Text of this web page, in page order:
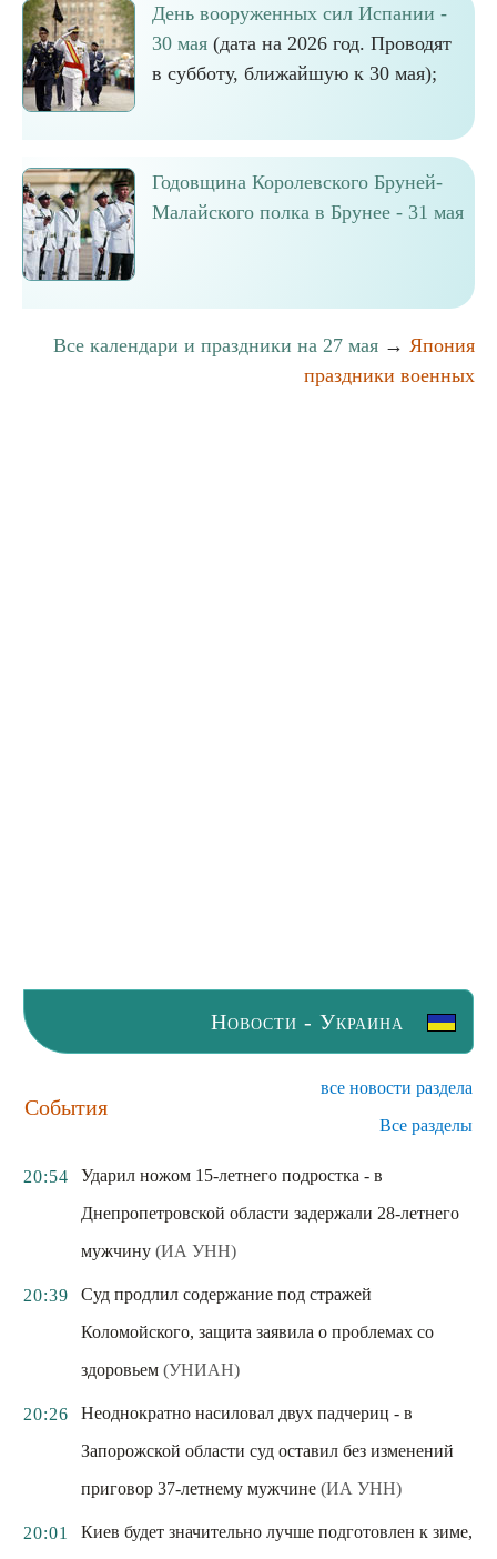
День вооруженных сил Испании -
30 мая (дата на 2026 год. Проводят
в субботу, ближайшую к 30 мая);
Годовщина Королевского Бруней-
Малайского полка в Брунее - 31 мая
Все календари и праздники на 27 мая → Япония
праздники военных
Новости - Украина
События
все новости раздела
Все разделы
20:54
Ударил ножом 15-летнего подростка - в
Днепропетровской области задержали 28-летнего
мужчину (ИА УНН)
20:39
Суд продлил содержание под стражей
Коломойского, защита заявила о проблемах со
здоровьем (УНИАН)
20:26
Неоднократно насиловал двух падчериц - в
Запорожской области суд оставил без изменений
приговор 37-летнему мужчине (ИА УНН)
20:01
Киев будет значительно лучше подготовлен к зиме,